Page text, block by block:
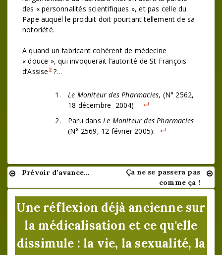
des « personnalités scientifiques », et pas celle du
Pape auquel le produit doit pourtant tellement de sa
notoriété.
A quand un fabricant cohérent de médecine
« douce », qui invoquerait l’autorité de St François
d’Assise 2?…
Le Moniteur des Pharmacies, (N° 2562,
18 décembre 2004).
Paru dans Le Moniteur des Pharmacies
(N° 2569, 12 février 2005).
Navigation
de
l’article
Prévoir d’avance…
Ça ne se passera pas
comme ça !
Une réflexion déjà ancienne sur
la médicalisation et ce qu'elle
dissimule : la vie, la sexualité, la